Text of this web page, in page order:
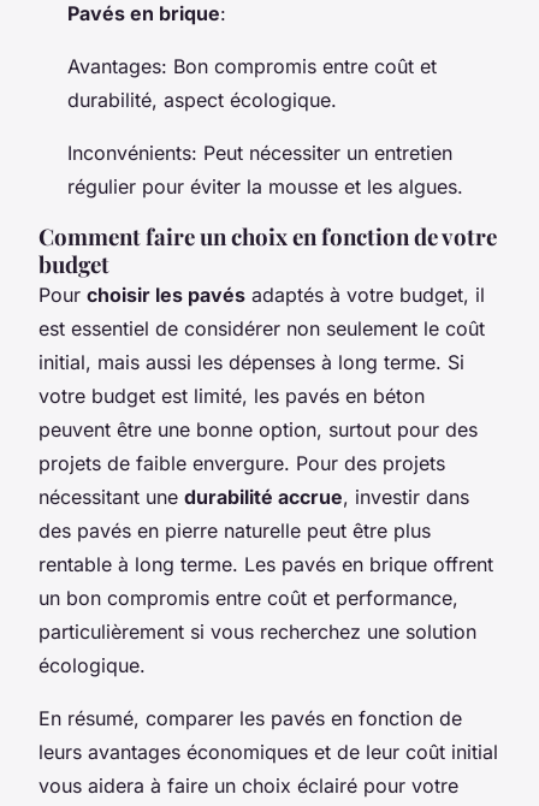
Pavés en brique:
Avantages: Bon compromis entre coût et
durabilité, aspect écologique.
Inconvénients: Peut nécessiter un entretien
régulier pour éviter la mousse et les algues.
Comment faire un choix en fonction de votre
budget
Pour choisir les pavés adaptés à votre budget, il
est essentiel de considérer non seulement le coût
initial, mais aussi les dépenses à long terme. Si
votre budget est limité, les pavés en béton
peuvent être une bonne option, surtout pour des
projets de faible envergure. Pour des projets
nécessitant une durabilité accrue, investir dans
des pavés en pierre naturelle peut être plus
rentable à long terme. Les pavés en brique offrent
un bon compromis entre coût et performance,
particulièrement si vous recherchez une solution
écologique.
En résumé, comparer les pavés en fonction de
leurs avantages économiques et de leur coût initial
vous aidera à faire un choix éclairé pour votre